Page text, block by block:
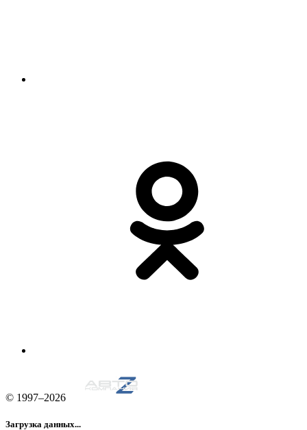
© 1997–2026
Загрузка данных...